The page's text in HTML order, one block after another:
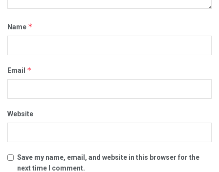
Name *
Email *
Website
Save my name, email, and website in this browser for the
next time I comment.